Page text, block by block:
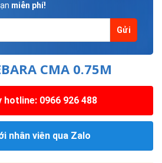
miễn phí!
CMA 0.75M
hotline: 0966 926 488
nhân viên qua Zalo